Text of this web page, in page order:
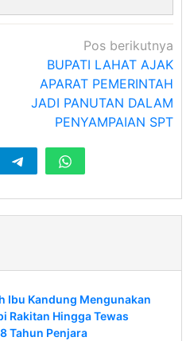
Pos berikutnya
BUPATI LAHAT AJAK
APARAT PEMERINTAH
JADI PANUTAN DALAM
PENYAMPAIAN SPT
Ibu Kandung Mengunakan
Rakitan Hingga Tewas
Tahun Penjara